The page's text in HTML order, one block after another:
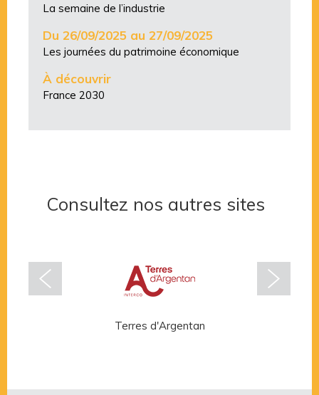
La semaine de l’industrie
Du 26/09/2025 au 27/09/2025
Les journées du patrimoine économique
À découvrir
France 2030
Consultez nos autres sites
Terres d'Argentan